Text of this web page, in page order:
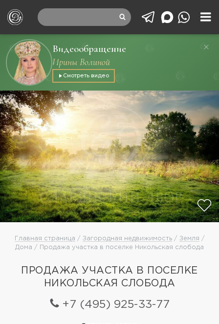
Видеообращение
Ирины Волиной
Смотреть видео
Главная страница / Загородная недвижимость/ Земля /
Дома / Продажа участка в поселке Никольская слобода
ПРОДАЖА УЧАСТКА В ПОСЕЛКЕ
НИКОЛЬСКАЯ СЛОБОДА
+7 (495) 925-33-77